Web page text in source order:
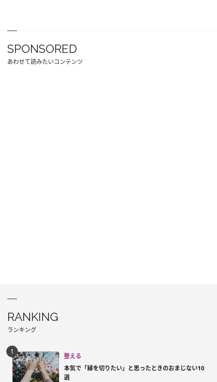
SPONSORED
あわせて読みたいコンテンツ
RANKING
ランキング
整える
本気で「縁を切りたい」と思ったときのおまじない10
選